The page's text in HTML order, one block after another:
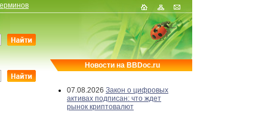
Новости на BBDoc.ru
07.08.2026 Закон о цифровых
активах подписан: что ждет
рынок криптовалют